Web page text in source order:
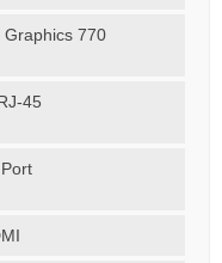
Graphics 770
45